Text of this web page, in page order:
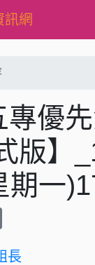
訊網
專優
版】
期一
長